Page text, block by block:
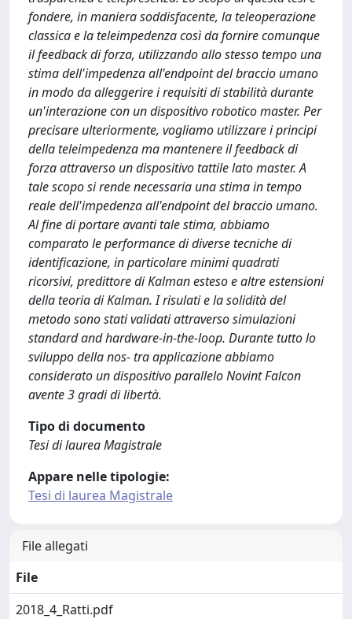
fondere, in maniera soddisfacente, la teleoperazione
classica e la teleimpedenza così da fornire comunque
il feedback di forza, utilizzando allo stesso tempo una
stima dell'impedenza all'endpoint del braccio umano
in modo da alleggerire i requisiti di stabilità durante
un'interazione con un dispositivo robotico master. Per
precisare ulteriormente, vogliamo utilizzare i principi
della teleimpedenza ma mantenere il feedback di
forza attraverso un dispositivo tattile lato master. A
tale scopo si rende necessaria una stima in tempo
reale dell'impedenza all'endpoint del braccio umano.
Al fine di portare avanti tale stima, abbiamo
comparato le performance di diverse tecniche di
identificazione, in particolare minimi quadrati
ricorsivi, predittore di Kalman esteso e altre estensioni
della teoria di Kalman. I risulati e la solidità del
metodo sono stati validati attraverso simulazioni
standard and hardware-in-the-loop. Durante tutto lo
sviluppo della nos- tra applicazione abbiamo
considerato un dispositivo parallelo Novint Falcon
avente 3 gradi di libertà.
Tipo di documento
Tesi di laurea Magistrale
Appare nelle tipologie:
Tesi di laurea Magistrale
File allegati
File
2018_4_Ratti.pdf